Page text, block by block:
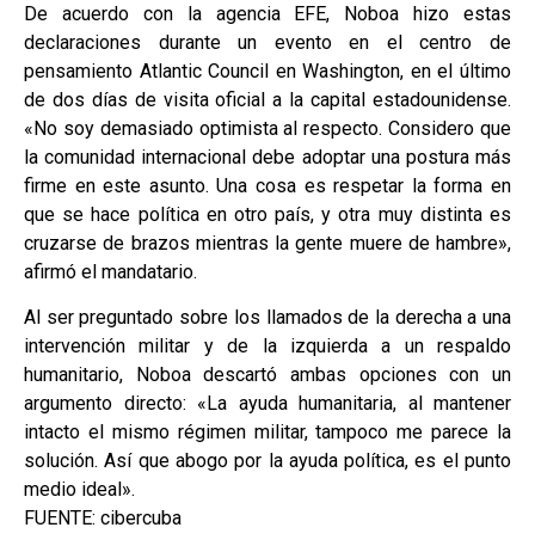
De acuerdo con la agencia EFE, Noboa hizo estas
declaraciones durante un evento en el centro de
pensamiento Atlantic Council en Washington, en el último
de dos días de visita oficial a la capital estadounidense.
«No soy demasiado optimista al respecto. Considero que
la comunidad internacional debe adoptar una postura más
firme en este asunto. Una cosa es respetar la forma en
que se hace política en otro país, y otra muy distinta es
cruzarse de brazos mientras la gente muere de hambre»,
afirmó el mandatario.
Al ser preguntado sobre los llamados de la derecha a una
intervención militar y de la izquierda a un respaldo
humanitario, Noboa descartó ambas opciones con un
argumento directo: «La ayuda humanitaria, al mantener
intacto el mismo régimen militar, tampoco me parece la
solución. Así que abogo por la ayuda política, es el punto
medio ideal».
FUENTE: cibercuba